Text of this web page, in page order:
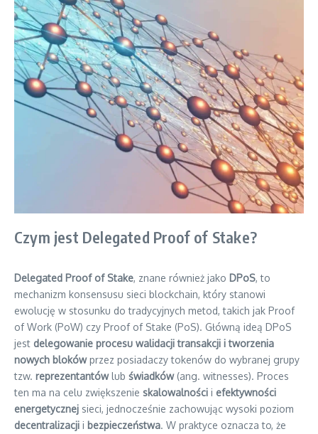
Czym jest Delegated Proof of Stake?
Delegated Proof of Stake, znane również jako DPoS, to
mechanizm konsensusu sieci blockchain, który stanowi
ewolucję w stosunku do tradycyjnych metod, takich jak Proof
of Work (PoW) czy Proof of Stake (PoS). Główną ideą DPoS
jest delegowanie procesu walidacji transakcji i tworzenia
nowych blokówprzez posiadaczy tokenów do wybranej grupy
tzw. reprezentantówlub świadków(ang. witnesses). Proces
ten ma na celu zwiększenie skalowalności i efektywności
energetycznej sieci, jednocześnie zachowując wysoki poziom
decentralizacji i bezpieczeństwa. W praktyce oznacza to, że